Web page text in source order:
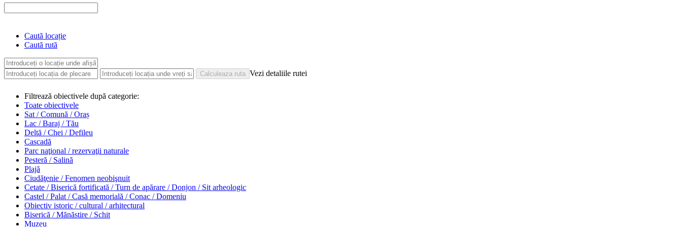
Caută locație
Caută rută
Vezi detaliile rutei
Filtrează obiectivele după categorie:
Toate obiectivele
Sat / Comună / Oraș
Lac / Baraj / Tău
Deltă / Chei / Defileu
Cascadă
Parc naţional / rezervaţii naturale
Pesteră / Salină
Plajă
Ciudăţenie / Fenomen neobişnuit
Cetate / Biserică fortificată / Turn de apărare / Donjon / Sit arheologic
Castel / Palat / Casă memorială / Conac / Domeniu
Obiectiv istoric / cultural / arhitectural
Biserică / Mănăstire / Schit
Muzeu